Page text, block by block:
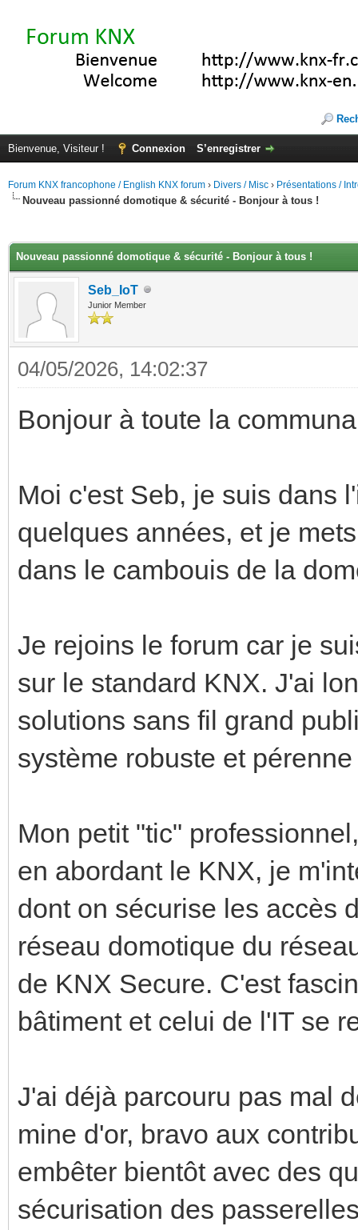
Bienvenue, Visiteur ! Connexion S’enregistrer
Forum KNX francophone / English KNX forum › Divers / Misc › Présentations /
Nouveau passionné domotique & sécurité - Bonjour à tous !
Nouveau passionné domotique & sécurité - Bonjour à tous !
Seb_IoT
Junior Member
04/05/2026, 14:02:37
Bonjour à toute la
Moi c'est Seb, je suis dans
quelques années, et je
dans le cambouis de la
Je rejoins le forum car je
sur le standard KNX. J'ai
solutions sans fil grand
système robuste et
Mon petit "tic"
en abordant le KNX, je
dont on sécurise les accès
réseau domotique du
de KNX Secure. C'est
bâtiment et celui de l'IT se
J'ai déjà parcouru pas mal
mine d'or, bravo aux
embêter bientôt avec des
sécurisation des